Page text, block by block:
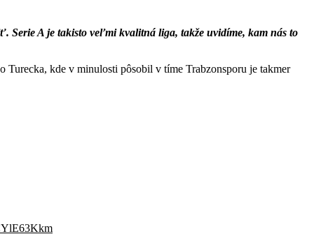
Serie A je takisto veľmi kvalitná liga, takže uvidíme, kam nás to
Turecka, kde v minulosti pôsobil v tíme Trabzonsporu je takmer